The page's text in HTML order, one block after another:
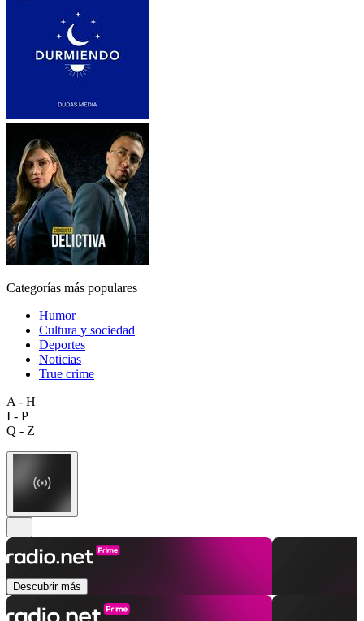
Categorías más populares
Humor
Cultura y sociedad
Deportes
Noticias
True crime
A - H
I - P
Q - Z
Descubrir más